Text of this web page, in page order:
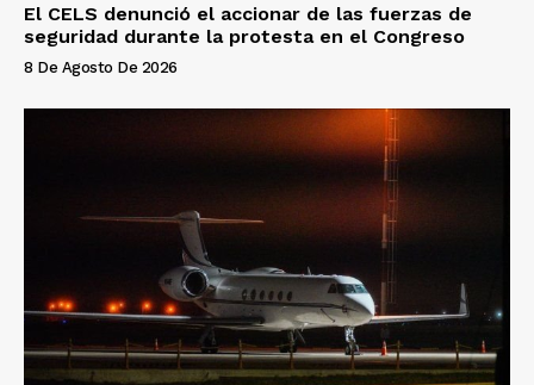
El CELS denunció el accionar de las fuerzas de
seguridad durante la protesta en el Congreso
8 De Agosto De 2026